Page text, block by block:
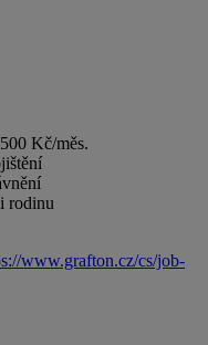
Kč/měs.
rodinu
www.grafton.cz/cs/job-